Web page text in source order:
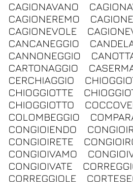
CAGIONAVANO
CAGIONEREMO
CAGIONEVOLE
CANCANEGGIO
CANNONEGGIO
CARTONAGGIO
CERCHIAGGIO
CHIOGGIOTTE
CHIOGGIOTTO
COLOMBEGGIO
CONGIOIENDO
CONGIOIRETE
CONGIOIVAMO
CONGIOIVATE
CORREGGIOLE